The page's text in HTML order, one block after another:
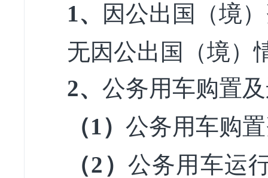
1、
因公出国（境
无因公出国（境）
2、 公务用车购置
（1） 公务用车购
（2） 公务用车运